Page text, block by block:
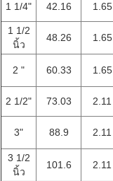
1 1/4" 42.16 1.65
1 1/2
นิ้ว
48.26 1.65
2 " 60.33 1.65
2 1/2" 73.03 2.11
3" 88.9 2.11
3 1/2
นิ้ว
101.6 2.11